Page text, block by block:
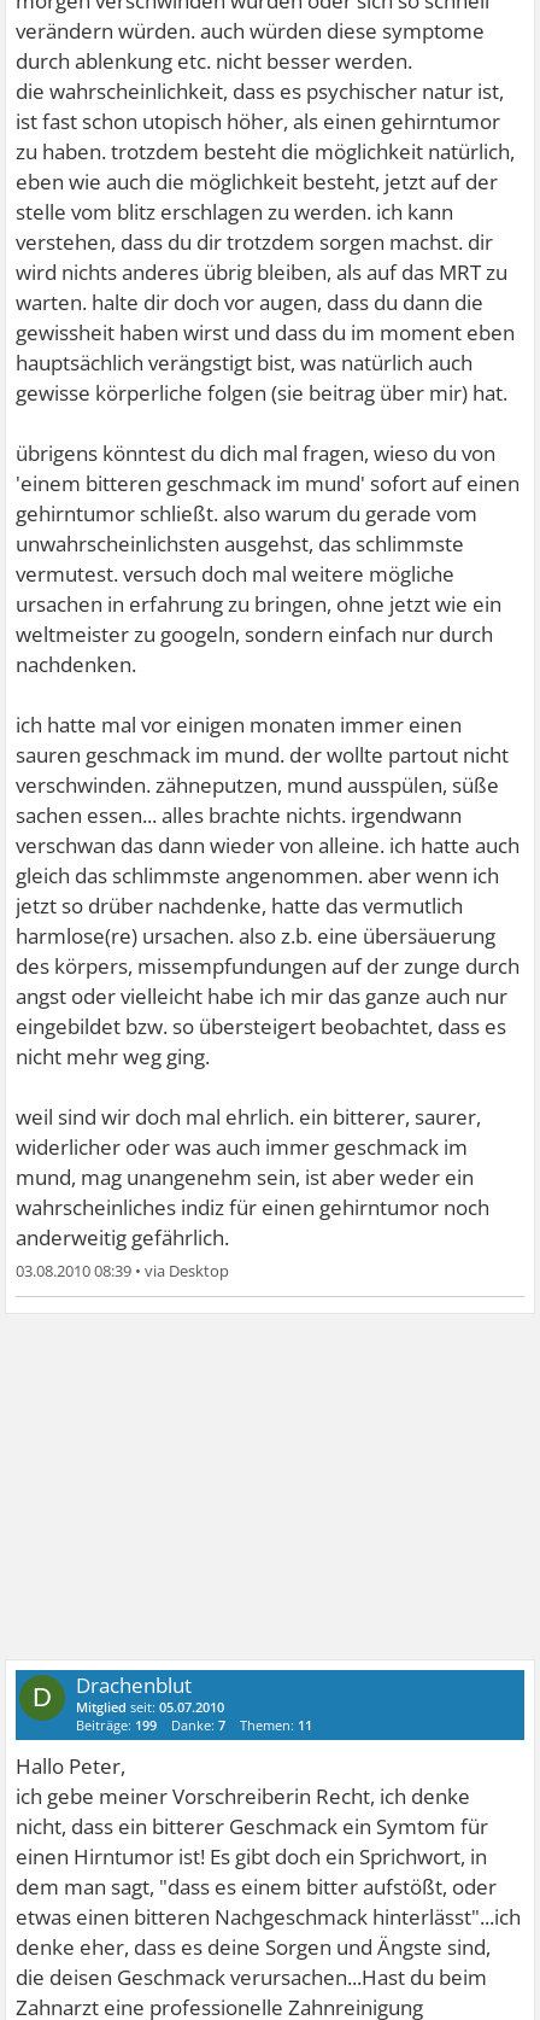
verändern würden. auch würden diese symptome
durch ablenkung etc. nicht besser werden.
die wahrscheinlichkeit, dass es psychischer natur ist,
ist fast schon utopisch höher, als einen gehirntumor
zu haben. trotzdem besteht die möglichkeit natürlich,
eben wie auch die möglichkeit besteht, jetzt auf der
stelle vom blitz erschlagen zu werden. ich kann
verstehen, dass du dir trotzdem sorgen machst. dir
wird nichts anderes übrig bleiben, als auf das MRT zu
warten. halte dir doch vor augen, dass du dann die
gewissheit haben wirst und dass du im moment eben
hauptsächlich verängstigt bist, was natürlich auch
gewisse körperliche folgen (sie beitrag über mir) hat.
übrigens könntest du dich mal fragen, wieso du von
'einem bitteren geschmack im mund' sofort auf einen
gehirntumor schließt. also warum du gerade vom
unwahrscheinlichsten ausgehst, das schlimmste
vermutest. versuch doch mal weitere mögliche
ursachen in erfahrung zu bringen, ohne jetzt wie ein
weltmeister zu googeln, sondern einfach nur durch
nachdenken.
ich hatte mal vor einigen monaten immer einen
sauren geschmack im mund. der wollte partout nicht
verschwinden. zähneputzen, mund ausspülen, süße
sachen essen... alles brachte nichts. irgendwann
verschwan das dann wieder von alleine. ich hatte auch
gleich das schlimmste angenommen. aber wenn ich
jetzt so drüber nachdenke, hatte das vermutlich
harmlose(re) ursachen. also z.b. eine übersäuerung
des körpers, missempfundungen auf der zunge durch
angst oder vielleicht habe ich mir das ganze auch nur
eingebildet bzw. so übersteigert beobachtet, dass es
nicht mehr weg ging.
weil sind wir doch mal ehrlich. ein bitterer, saurer,
widerlicher oder was auch immer geschmack im
mund, mag unangenehm sein, ist aber weder ein
wahrscheinliches indiz für einen gehirntumor noch
anderweitig gefährlich.
03.08.2010 08:39 •
D Drachenblut
Mitglied seit:05.07.2010
Beiträge: 199 Danke:7 Themen: 11
Hallo Peter,
ich gebe meiner Vorschreiberin Recht, ich denke
nicht, dass ein bitterer Geschmack ein Symtom für
einen Hirntumor ist! Es gibt doch ein Sprichwort, in
dem man sagt, "dass es einem bitter aufstößt, oder
etwas einen bitteren Nachgeschmack hinterlässt"...ich
denke eher, dass es deine Sorgen und Ängste sind,
die deisen Geschmack verursachen...Hast du beim
Zahnarzt eine professionelle Zahnreinigung